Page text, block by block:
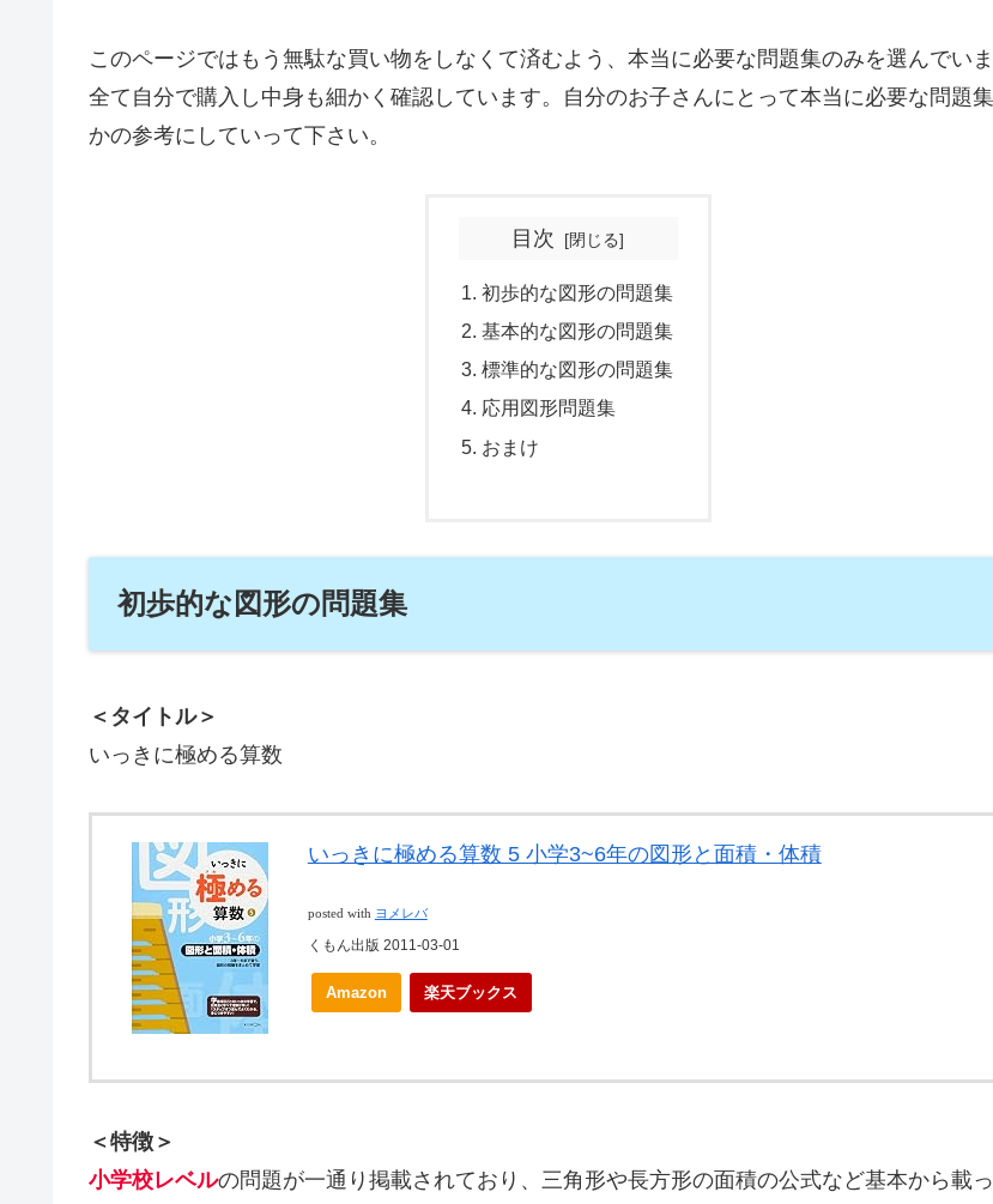
このページではもう無駄な買い物をしなくて済むよう、本当に必要な問題集のみを選んでいま
全て自分で購入し中身も細かく確認しています。自分のお子さんにとって本当に必要な問題
かの参考にしていって下さい。
目次
初歩的な図形の問題集
基本的な図形の問題集
標準的な図形の問題集
応用図形問題集
おまけ
初歩的な図形の問題集
＜タイトル＞
いっきに極める算数
いっきに極める算数 5 小学3~6年の図形と面積・体積
posted with ヨメレバ
くもん出版 2011-03-01
Amazon 楽天ブックス
＜特徴＞
小学校レベルの問題が一通り掲載されており、三角形や長方形の面積の公式など基本から載